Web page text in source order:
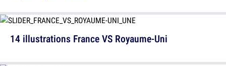
14 illustrations France VS Royaume-Uni